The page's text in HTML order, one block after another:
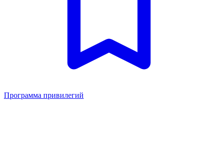
Программа привилегий